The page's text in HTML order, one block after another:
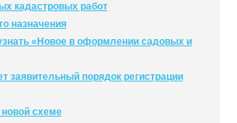
кадастровых работ
назначения
«Новое в оформлении садовых и
заявительный порядок регистрации
схеме